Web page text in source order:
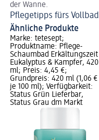
der Wanne.
Pflegetipps fürs Vollbad
Ähnliche Produkte
Marke: tetesept;
Produktname: Pflege-
Schaumbad Erkältungszeit
Eukalyptus & Kampfer, 420
ml; Preis: 4,45 €;
Grundpreis: 420 ml (1,06 €
je 100 ml); Verfügbarkeit:
Status Grün Lieferbar,
Status Grau dm Markt